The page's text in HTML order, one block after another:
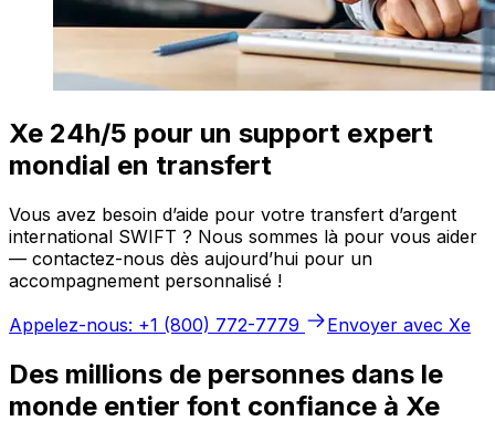
Xe 24h/5 pour un support expert
mondial en transfert
Vous avez besoin d’aide pour votre transfert d’argent
international SWIFT ? Nous sommes là pour vous aider
— contactez-nous dès aujourd’hui pour un
accompagnement personnalisé !
Appelez-nous: +1 (800) 772-7779
Envoyer avec Xe
Des millions de personnes dans le
monde entier font confiance à Xe